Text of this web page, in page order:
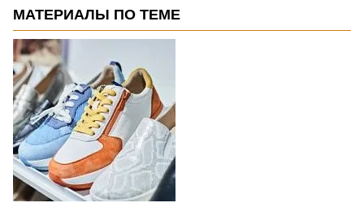
МАТЕРИАЛЫ ПО ТЕМЕ